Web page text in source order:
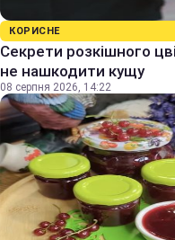
КОРИСНЕ
Секрети розкішного
не нашкодити кущу
08 серпня 2026, 14:22